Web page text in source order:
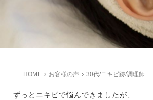
HOME お客様の声 30代/ニキビ跡/調理師
ずっとニキビで悩んできましたが、